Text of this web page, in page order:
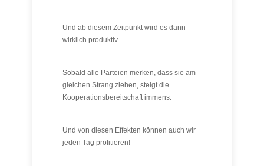
Und ab diesem Zeitpunkt wird es dann
wirklich produktiv.
Sobald alle Parteien merken, dass sie am
gleichen Strang ziehen, steigt die
Kooperationsbereitschaft immens.
Und von diesen Effekten können auch wir
jeden Tag profitieren!